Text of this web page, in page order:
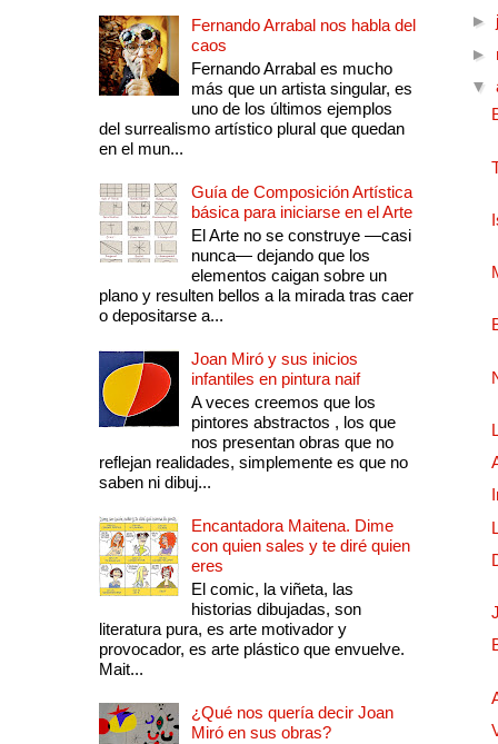
Fernando Arrabal nos habla del
caos
Fernando Arrabal es mucho
más que un artista singular, es
uno de los últimos ejemplos
del surrealismo artístico plural que quedan
en el mun...
Guía de Composición Artística
básica para iniciarse en el Arte
El Arte no se construye —casi
nunca— dejando que los
elementos caigan sobre un
plano y resulten bellos a la mirada tras caer
o depositarse a...
Joan Miró y sus inicios
infantiles en pintura naif
A veces creemos que los
pintores abstractos , los que
nos presentan obras que no
reflejan realidades, simplemente es que no
saben ni dibuj...
Encantadora Maitena. Dime
con quien sales y te diré quien
eres
El comic, la viñeta, las
historias dibujadas, son
literatura pura, es arte motivador y
provocador, es arte plástico que envuelve.
Mait...
¿Qué nos quería decir Joan
Miró en sus obras?
►
►
▼